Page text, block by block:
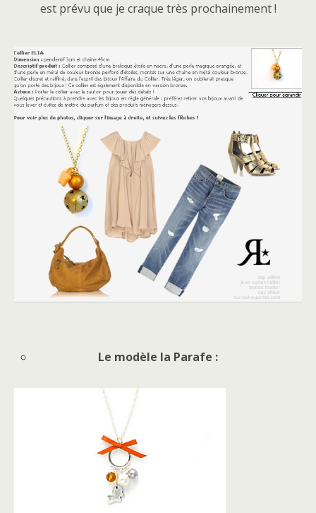
est prévu que je craque très prochainement !
Le modèle la Parafe :